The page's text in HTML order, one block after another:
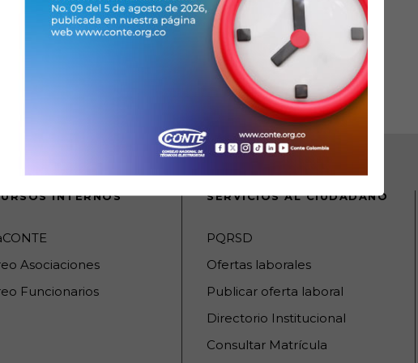
INTERNOS
Asociaciones
Funcionarios
SERVICIOS AL CIUDADANO
PQRSD
Ofertas laborales
Publicar oferta laboral
Directorio Institucional
Consultar Matrícula